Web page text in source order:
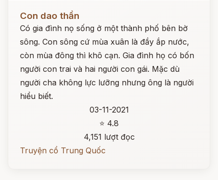
Con dao thần
Có gia đình nọ sống ở một thành phố bên bờ
sông. Con sông cứ mùa xuân là đầy ắp nước,
còn mùa đông thì khô cạn. Gia đình họ có bốn
người con trai và hai người con gái. Mặc dù
người cha không lực lưỡng nhưng ông là người
hiểu biết.
03-11-2021
⭐ 4.8
4,151 lượt đọc
Truyện cổ Trung Quốc